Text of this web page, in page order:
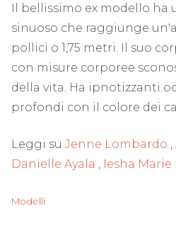
Il bellissimo ex modello ha
sinuoso che raggiunge
pollici o 1,75 metri. Il suo
con misure corporee
della vita. Ha ipnotizzanti
profondi con il colore dei
Leggi su Jenne Lombardo
Danielle Ayala
Iesha Marie
Modelli